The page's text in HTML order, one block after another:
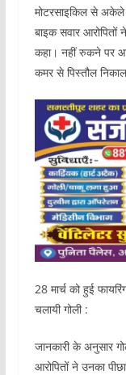
मोटरसाइकिल से अकेले
बाइक सवार
कहा। नहीं रुकने पर
कमर से पिस्तौल
28 मार्च को हुई
चलायी गोली :
जानकारी के अनुसार
आरोपितों ने उनका